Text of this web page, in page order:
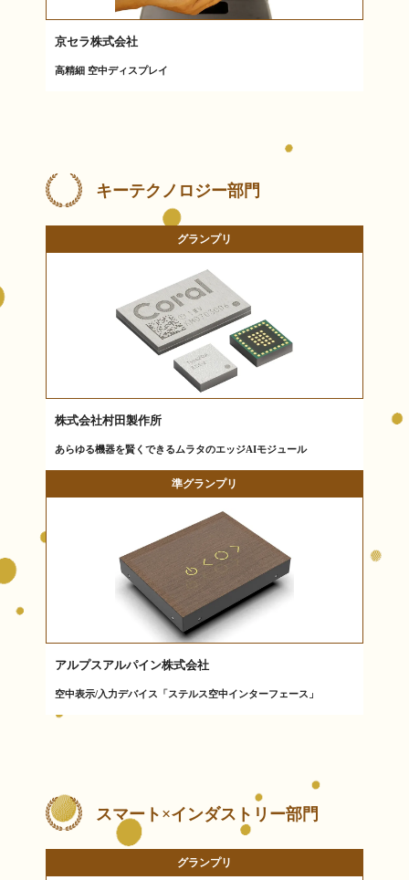
京セラ株式会社
高精細 空中ディスプレイ
キーテクノロジー部門
グランプリ
株式会社村田製作所
あらゆる機器を賢くできるムラタのエッジAIモジュール
準グランプリ
アルプスアルパイン株式会社
空中表示/入力デバイス「ステルス空中インターフェース」
スマート×インダストリー部門
グランプリ